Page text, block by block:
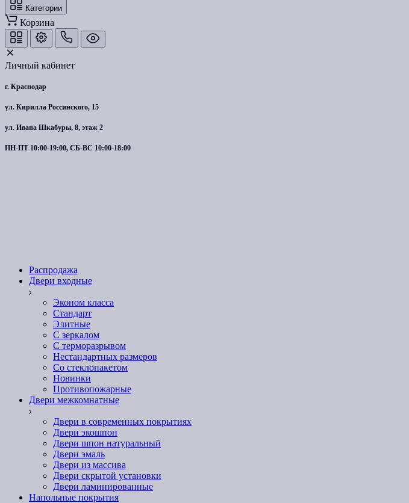
Категории
Корзина
Личный кабинет
г. Краснодар
ул. Кирилла Россинского, 15
ул. Ивана Шкабуры, 8, этаж 2
ПН-ПТ 10:00-19:00, СБ-ВС 10:00-18:00
Распродажа
Двери входные
Эконом класса
Стандарт
Элитные
С зеркалом
С терморазрывом
Нестандартных размеров
Со стеклопакетом
Новинки
Противопожарные
Двери межкомнатные
Двери в современных покрытиях
Двери экошпон
Двери шпон натуральный
Двери эмаль
Двери из массива
Двери скрытой установки
Двери ламинированные
Напольные покрытия